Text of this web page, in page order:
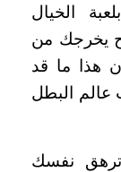
الخيال
يخرجك من
هذا ما قد
عالم البطل
نفسك